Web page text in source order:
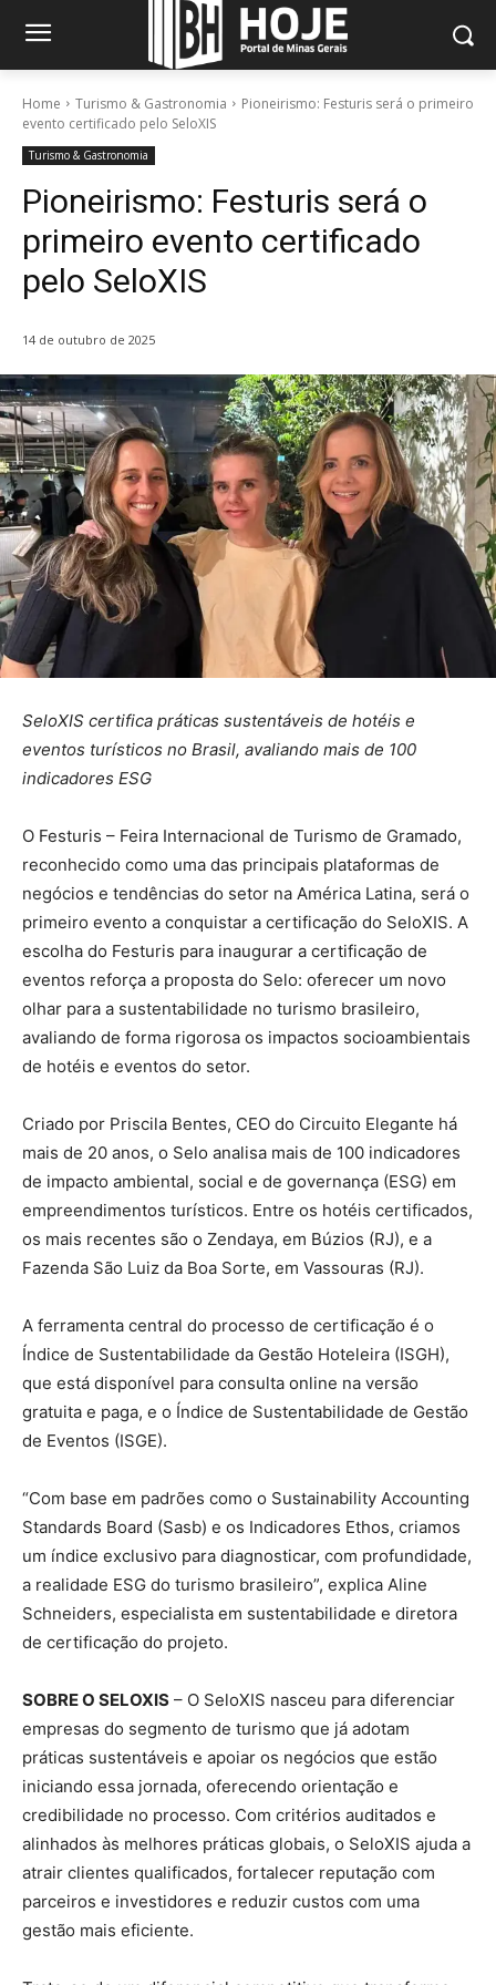
Home Turismo & Gastronomia
Pioneirismo: Festuris será o primeiro
evento certificado pelo SeloXIS
Turismo & Gastronomia
Pioneirismo: Festuris será o
primeiro evento certificado
pelo SeloXIS
14 de outubro de 2025
SeloXIS certifica práticas sustentáveis de hotéis e
eventos turísticos no Brasil, avaliando mais de 100
indicadores ESG
O Festuris – Feira Internacional de Turismo de Gramado,
reconhecido como uma das principais plataformas de
negócios e tendências do setor na América Latina, será o
primeiro evento a conquistar a certificação do SeloXIS. A
escolha do Festuris para inaugurar a certificação de
eventos reforça a proposta do Selo: oferecer um novo
olhar para a sustentabilidade no turismo brasileiro,
avaliando de forma rigorosa os impactos socioambientais
de hotéis e eventos do setor.
Criado por Priscila Bentes, CEO do Circuito Elegante há
mais de 20 anos, o Selo analisa mais de 100 indicadores
de impacto ambiental, social e de governança (ESG) em
empreendimentos turísticos. Entre os hotéis certificados,
os mais recentes são o Zendaya, em Búzios (RJ), e a
Fazenda São Luiz da Boa Sorte, em Vassouras (RJ).
A ferramenta central do processo de certificação é o
Índice de Sustentabilidade da Gestão Hoteleira (ISGH),
que está disponível para consulta online na versão
gratuita e paga, e o Índice de Sustentabilidade de Gestão
de Eventos (ISGE).
“Com base em padrões como o Sustainability Accounting
Standards Board (Sasb) e os Indicadores Ethos, criamos
um índice exclusivo para diagnosticar, com profundidade,
a realidade ESG do turismo brasileiro”, explica Aline
Schneiders, especialista em sustentabilidade e diretora
de certificação do projeto.
SOBRE O SELOXIS – O SeloXIS nasceu para diferenciar
empresas do segmento de turismo que já adotam
práticas sustentáveis e apoiar os negócios que estão
iniciando essa jornada, oferecendo orientação e
credibilidade no processo. Com critérios auditados e
alinhados às melhores práticas globais, o SeloXIS ajuda a
atrair clientes qualificados, fortalecer reputação com
parceiros e investidores e reduzir custos com uma
gestão mais eficiente.